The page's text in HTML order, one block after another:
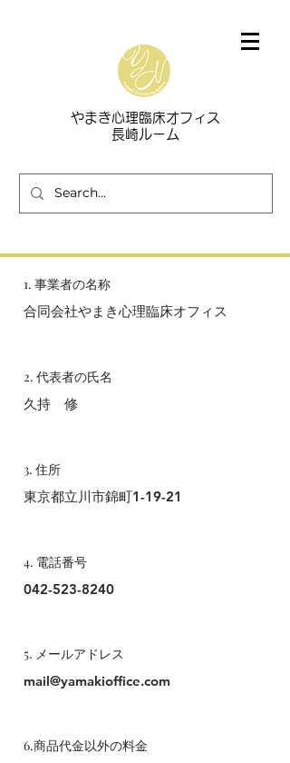
​やまき心理臨床オフィス
長崎ルーム
1. 事業者の名称
合同会社やまき心理臨床オフィス
2. 代表者の氏名
久持 修
3. 住所
東京都立川市錦町1-19-21
4. 電話番号
042-523-8240
5. メールアドレス
mail@yamakioffice.com
6.商品代金以外の料金